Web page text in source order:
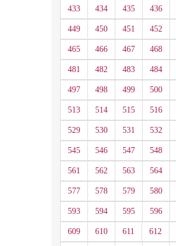
433 434 435 436
449 450 451 452
465 466 467 468
481 482 483 484
497 498 499 500
513 514 515 516
529 530 531 532
545 546 547 548
561 562 563 564
577 578 579 580
593 594 595 596
609 610 611 612